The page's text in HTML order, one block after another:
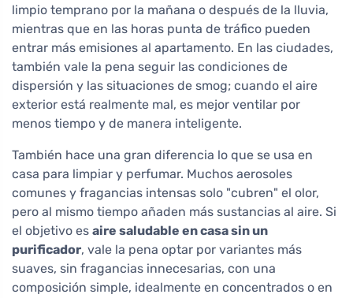
limpio temprano por la mañana o después de la lluvia,
mientras que en las horas punta de tráfico pueden
entrar más emisiones al apartamento. En las ciudades,
también vale la pena seguir las condiciones de
dispersión y las situaciones de smog; cuando el aire
exterior está realmente mal, es mejor ventilar por
menos tiempo y de manera inteligente.
También hace una gran diferencia lo que se usa en
casa para limpiar y perfumar. Muchos aerosoles
comunes y fragancias intensas solo "cubren" el olor,
pero al mismo tiempo añaden más sustancias al aire. Si
el objetivo es aire saludable en casa sin un
purificador, vale la pena optar por variantes más
suaves, sin fragancias innecesarias, con una
composición simple, idealmente en concentrados o en